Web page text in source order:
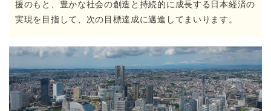
援のもと、豊かな社会の創造と持続的に成長する日本経済の
実現を目指して、次の目標達成に邁進してまいります。